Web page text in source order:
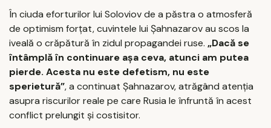
În ciuda eforturilor lui Soloviov de a păstra o atmosferă
de optimism forțat, cuvintele lui Șahnazarov au scos la
iveală o crăpătură în zidul propagandei ruse. „Dacă se
întâmplă în continuare așa ceva, atunci am putea
pierde. Acesta nu este defetism, nu este
sperietură”, a continuat Șahnazarov, atrăgând atenția
asupra riscurilor reale pe care Rusia le înfruntă în acest
conflict prelungit și costisitor.